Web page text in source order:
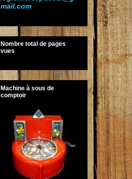
mail.com
Nombre total de pages
vues
Machine à sous de
comptoir